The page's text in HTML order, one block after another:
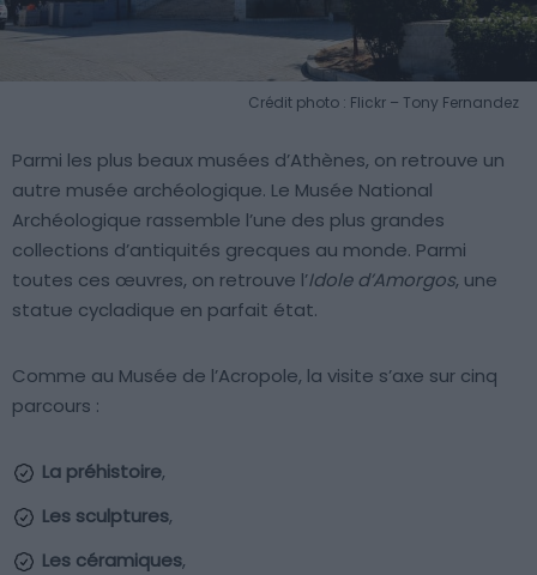
Crédit photo : Flickr – Tony Fernandez
Parmi les plus beaux musées d’Athènes, on retrouve un
autre musée archéologique. Le Musée National
Archéologique rassemble l’une des plus grandes
collections d’antiquités grecques au monde. Parmi
toutes ces œuvres, on retrouve l’Idole d’Amorgos, une
statue cycladique en parfait état.
Comme au Musée de l’Acropole, la visite s’axe sur cinq
parcours :
La préhistoire,
Les sculptures,
Les céramiques,